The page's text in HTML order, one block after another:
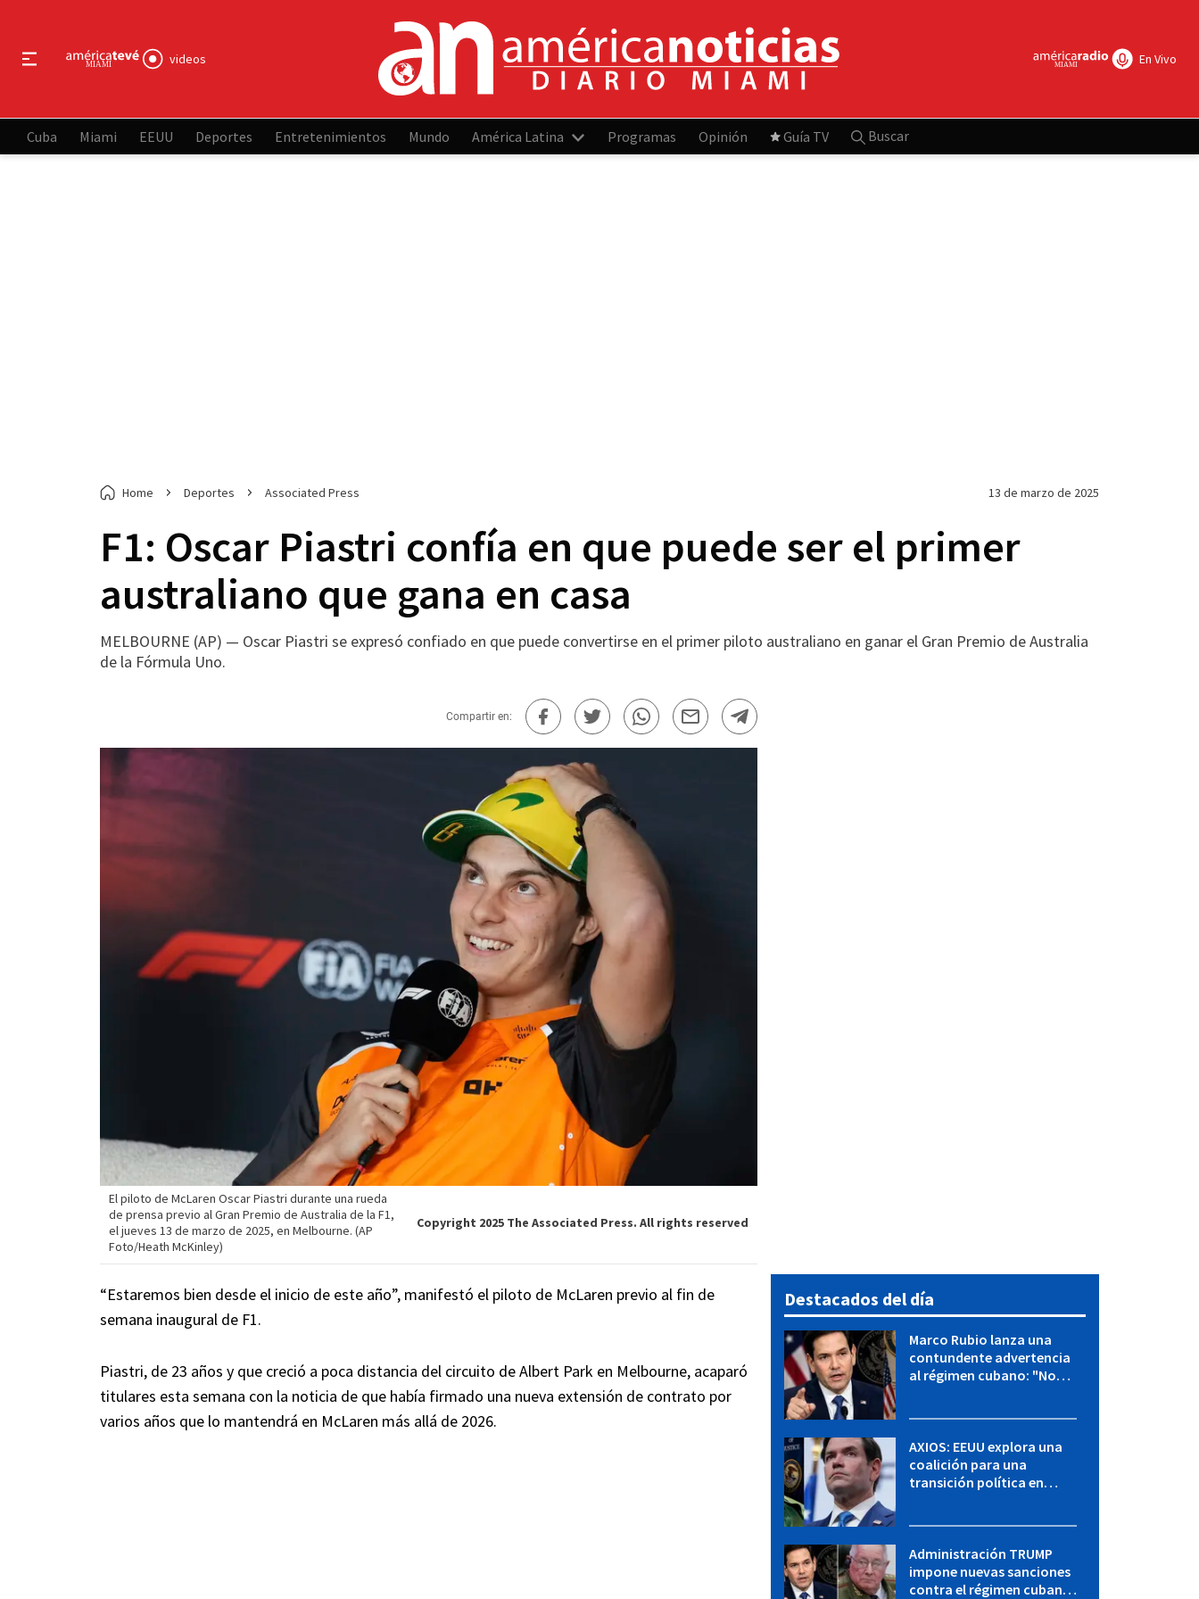
videos En Vivo
Cuba Miami EEUU Deportes Entretenimientos Mundo América Latina Programas Opinión Guía TV Buscar
Home Deportes Associated Press 13 de marzo de 2025
F1: Oscar Piastri confía en que puede ser el primer
australiano que gana en casa
MELBOURNE (AP) — Oscar Piastri se expresó confiado en que puede convertirse en el primer piloto australiano en ganar el Gran Premio de Australia
de la Fórmula Uno.
Compartir en:
El piloto de McLaren Oscar Piastri durante una rueda
de prensa previo al Gran Premio de Australia de la F1,
el jueves 13 de marzo de 2025, en Melbourne. (AP
Foto/Heath McKinley)
Copyright 2025 The Associated Press. All rights reserved
“Estaremos bien desde el inicio de este año”, manifestó el piloto de McLaren previo al fin de
semana inaugural de F1.
Piastri, de 23 años y que creció a poca distancia del circuito de Albert Park en Melbourne, acaparó
titulares esta semana con la noticia de que había firmado una nueva extensión de contrato por
varios años que lo mantendrá en McLaren más allá de 2026.
Destacados del día
Marco Rubio lanza una
contundente advertencia
al régimen cubano: "No
AXIOS: EEUU explora una
coalición para una
transición política en
Administración TRUMP
impone nuevas sanciones
contra el régimen cubano: